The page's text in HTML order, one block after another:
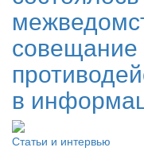
совещание
в
Статьи и интервью